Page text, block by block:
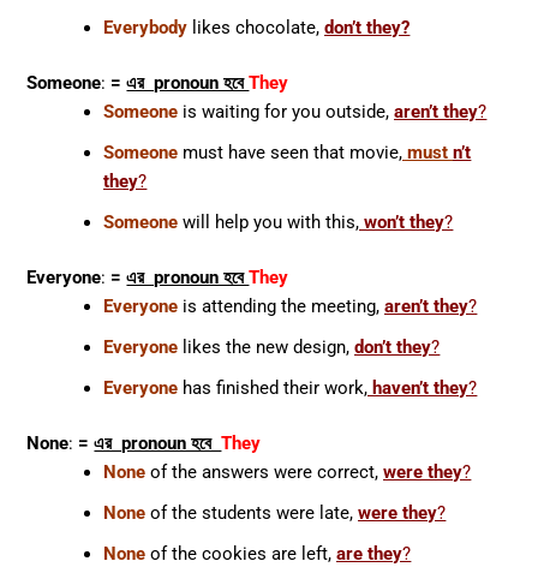
Everybody likes chocolate,don’t they?
Someone: =এর pronoun হবেThey
Someone is waiting for you outside,aren’t they?
Someone must have seen that movie, mustn’t
they?
Someone will help you with this, won’t they?
Everyone: =এর pronoun হবেThey
Everyone is attending the meeting,aren’t they?
Everyone likes the new design,don’t they?
Everyone has finished their work, haven’t they?
None: =এর pronoun হবেThey
None of the answers were correct,were they?
None of the students were late,were they?
None of the cookies are left,are they?